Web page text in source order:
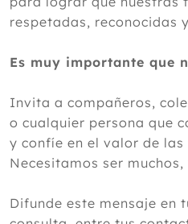
respetadas, reconocidas
Es muy importante que
Invita a compañeros,
o cualquier persona que
y confíe en el valor de
Necesitamos ser
Difunde este mensaje en